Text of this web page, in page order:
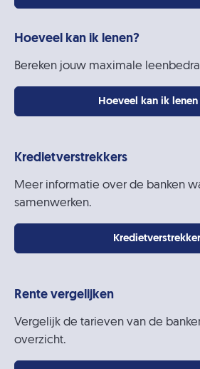
Hoeveel kan ik lenen?
Bereken jouw maximale
Hoeveel kan ik lenen
Kredietverstrekkers
Meer informatie over de banken
samenwerken.
Rente vergelijken
Vergelijk de tarieven van de
overzicht.